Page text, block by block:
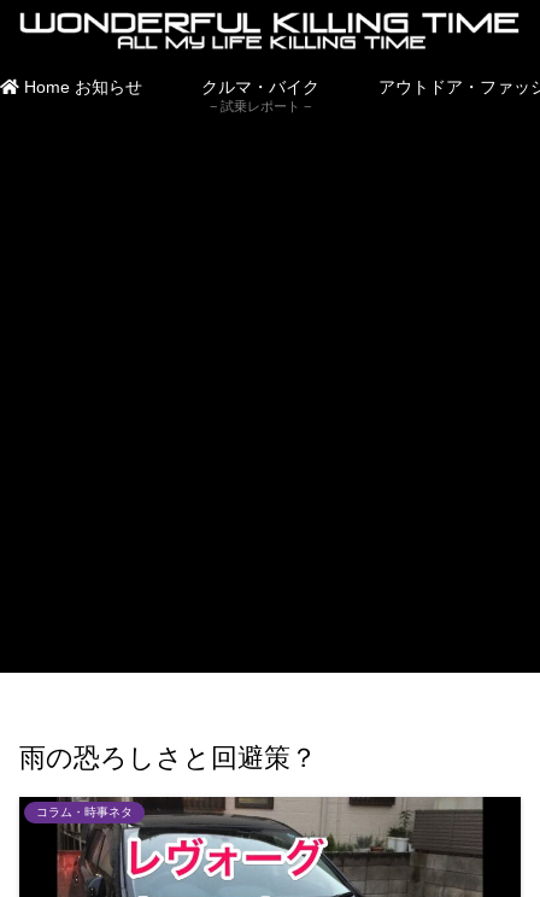
Home お知らせ クルマ・バイク
試乗レポート
アウトドア・ファッ
雨の恐ろしさと回避策？
コラム・時事ネタ